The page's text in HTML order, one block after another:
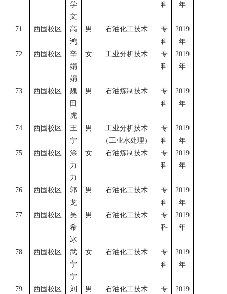
学
文
科
年
71 西固校区
高
鸿
男 石油化工技术
专
科
2019
年
72
西固校区
辛
娟
娟
女 工业分析技术
专
科
2019
年
73 西固校区
魏
田
虎
男 石油炼制技术
专
科
2019
年
74 西固校区
王
宁
男
工业分析技术
（工业水处理）
专
科
2019
年
75
西固校区
涂
力
力
女 石油炼制技术
专
科
2019
年
76 西固校区
郭
龙
男 石油化工技术
专
科
2019
年
77
西固校区
吴
希
冰
男 石油化工技术
专
科
2019
年
78 西固校区
武
宁
宁
女 石油化工技术
专
科
2019
年
79 西固校区
刘
男 石油化工技术
专
2019